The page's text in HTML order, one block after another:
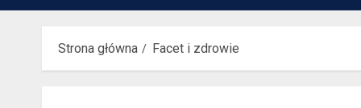
Strona główna Facet i zdrowie